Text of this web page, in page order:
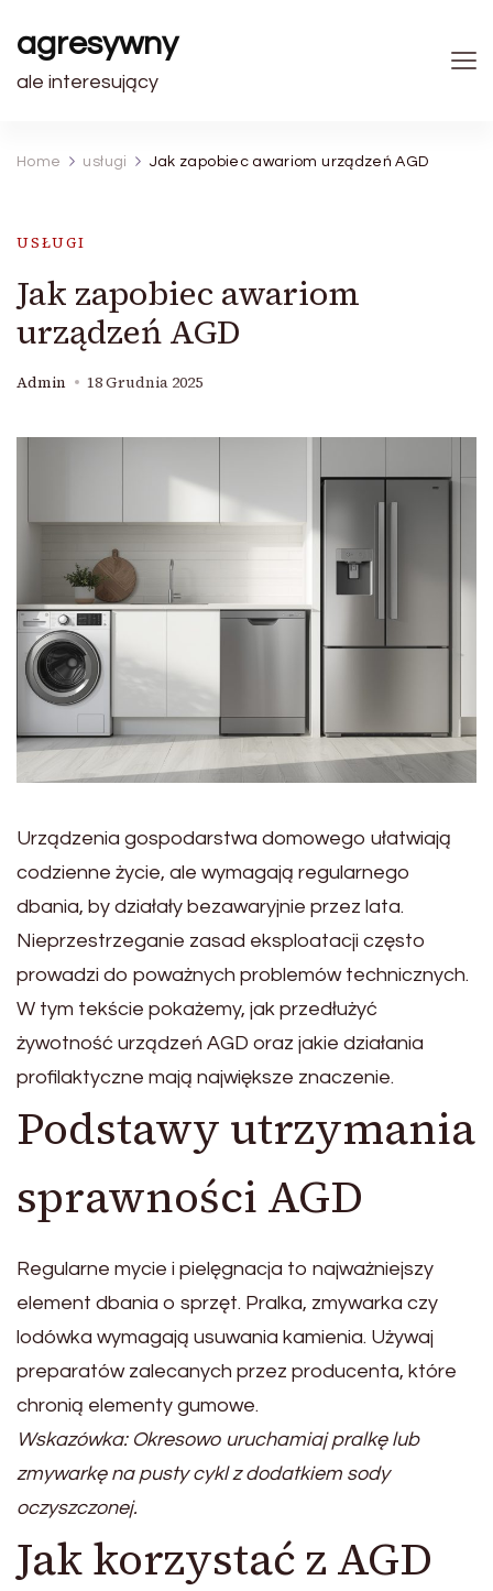
agresywny
ale interesujący
Home usługi Jak zapobiec awariom urządzeń AGD
USŁUGI
Jak zapobiec awariom
urządzeń AGD
Admin 18 Grudnia 2025
Urządzenia gospodarstwa domowego ułatwiają
codzienne życie, ale wymagają regularnego
dbania, by działały bezawaryjnie przez lata.
Nieprzestrzeganie zasad eksploatacji często
prowadzi do poważnych problemów technicznych.
W tym tekście pokażemy, jak przedłużyć
żywotność urządzeń AGD oraz jakie działania
profilaktyczne mają największe znaczenie.
Podstawy utrzymania
sprawności AGD
Regularne mycie i pielęgnacja to najważniejszy
element dbania o sprzęt. Pralka, zmywarka czy
lodówka wymagają usuwania kamienia. Używaj
preparatów zalecanych przez producenta, które
chronią elementy gumowe.
Wskazówka: Okresowo uruchamiaj pralkę lub
zmywarkę na pusty cykl z dodatkiem sody
oczyszczonej.
Jak korzystać z AGD